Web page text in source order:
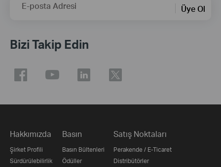
E-posta Adresi Üye Ol
Bizi Takip Edin
Hakkımızda
Şirket Profili
Sürdürülebilirlik
Basın
Basın Bültenleri
Ödüller
Satış Noktaları
Perakende / E-Ticaret
Distribütörler